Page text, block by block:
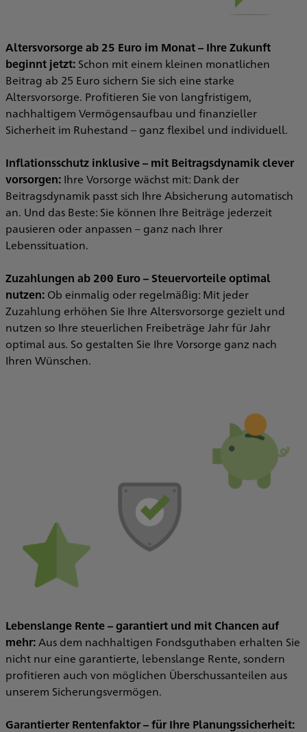
Altersvorsorge ab 25 Euro im Monat – Ihre Zukunft
beginnt jetzt: Schon mit einem kleinen monatlichen
Beitrag ab 25 Euro sichern Sie sich eine starke
Altersvorsorge. Profitieren Sie von langfristigem,
nachhaltigem Vermögensaufbau und finanzieller
Sicherheit im Ruhestand – ganz flexibel und individuell.
Inflationsschutz inklusive – mit Beitragsdynamik clever
vorsorgen: Ihre Vorsorge wächst mit: Dank der
Beitragsdynamik passt sich Ihre Absicherung automatisch
an. Und das Beste: Sie können Ihre Beiträge jederzeit
pausieren oder anpassen – ganz nach Ihrer
Lebenssituation.
Zuzahlungen ab 200 Euro – Steuervorteile optimal
nutzen: Ob einmalig oder regelmäßig: Mit jeder
Zuzahlung erhöhen Sie Ihre Altersvorsorge gezielt und
nutzen so Ihre steuerlichen Freibeträge Jahr für Jahr
optimal aus. So gestalten Sie Ihre Vorsorge ganz nach
Ihren Wünschen.
Lebenslange Rente – garantiert und mit Chancen auf
mehr: Aus dem nachhaltigen Fondsguthaben erhalten Sie
nicht nur eine garantierte, lebenslange Rente, sondern
profitieren auch von möglichen Überschussanteilen aus
unserem Sicherungsvermögen.
Garantierter Rentenfaktor – für Ihre Planungssicherheit: